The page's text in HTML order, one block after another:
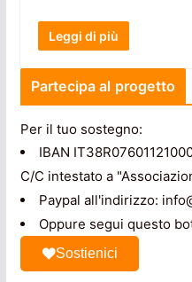
Leggi di più
Partecipa al progetto
Per il tuo sostegno:
IBAN
C/C intestato a
Paypal all'indirizzo:
Oppure segui questo
Sostienici